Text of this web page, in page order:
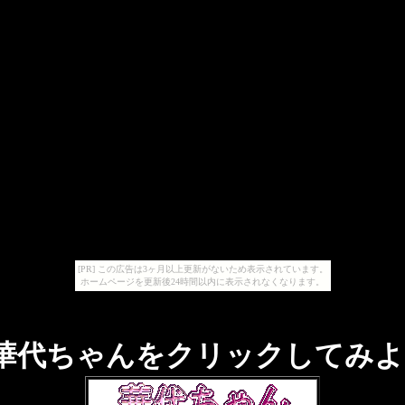
[PR] この広告は3ヶ月以上更新がないため表示されています。
ホームページを更新後24時間以内に表示されなくなります。
代ちゃんをクリックしてみ